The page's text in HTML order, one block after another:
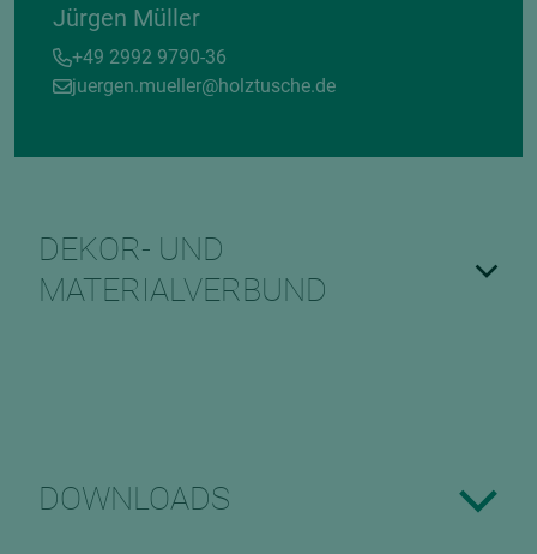
Jürgen Müller
+49 2992 9790-36
juergen.mueller@holztusche.de
DEKOR- UND
MATERIALVERBUND
DOWNLOADS